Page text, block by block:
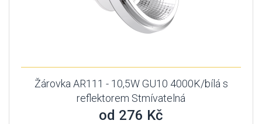
Žárovka AR111 - 10,5W GU10 4000K/bílá s
reflektorem Stmívatelná
od 276 Kč